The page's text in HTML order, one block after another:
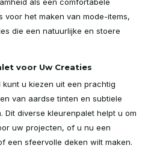
als een comfortabele
voor het maken van mode-items,
die een natuurlijke en stoere
voor Uw Creaties
kunt u kiezen uit een prachtig
van aardse tinten en subtiele
Dit diverse kleurenpalet helpt u om
uw projecten, of u nu een
een sfeervolle deken wilt maken.